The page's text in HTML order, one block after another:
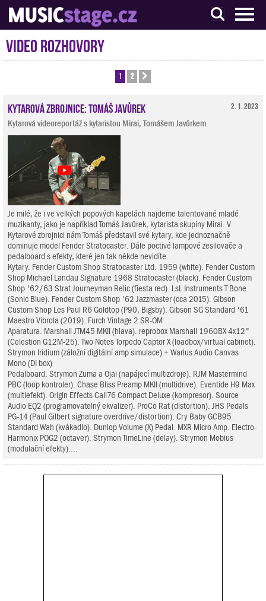
S muzikanty pro muzikanty
Video rozhovory
1 2
2. 1. 2023
Kytarová zbrojnice: Tomáš Javůrek
Kytarová videoreportáž s kytaristou Mirai, Tomášem Javůrkem.
Je milé, že i ve velkých popových kapelách najdeme talentované mladé
muzikanty, jako je například Tomáš Javůrek, kytarista skupiny Mirai. V
Kytarové zbrojnici nám Tomáš představil své kytary, kde jednoznačně
dominuje model Fender Stratocaster. Dále poctivé lampové zesilovače a
pedalboard s efekty, které jen tak někde nevidíte.
Kytary. Fender Custom Shop Stratocaster Ltd. 1959 (white). Fender Custom
Shop Michael Landau Signature 1968 Stratocaster (black). Fender Custom
Shop '62/63 Strat Journeyman Relic (fiesta red). LsL Instruments T Bone
(Sonic Blue). Fender Custom Shop '62 Jazzmaster (cca 2015). Gibson
Custom Shop Les Paul R6 Goldtop (P90, Bigsby). Gibson SG Standard '61
Maestro Vibrola (2019). Furch Vintage 2 SR-OM
Aparatura. Marshall JTM45 MKII (hlava). reprobox Marshall 1960BX 4x12"
(Celestion G12M-25). Two Notes Torpedo Captor X (loadbox/virtual cabinet).
Strymon Iridium (záložní digitální amp simulace) + Warlus Audio Canvas
Mono (DI box)
Pedalboard. Strymon Zuma a Ojai (napájecí multizdroje). RJM Mastermind
PBC (loop kontroler). Chase Bliss Preamp MKII (multidrive). Eventide H9 Max
(multiefekt). Origin Effects Cali76 Compact Deluxe (kompresor). Source
Audio EQ2 (programovatelný ekvalizer). ProCo Rat (distortion). JHS Pedals
PG-14 (Paul Gilbert signature overdrive/distortion). Cry Baby GCB95
Standard Wah (kvákadlo). Dunlop Volume (X) Pedal. MXR Micro Amp. Electro-
Harmonix POG2 (octaver). Strymon TimeLine (delay). Strymon Mobius
(modulační efekty)....